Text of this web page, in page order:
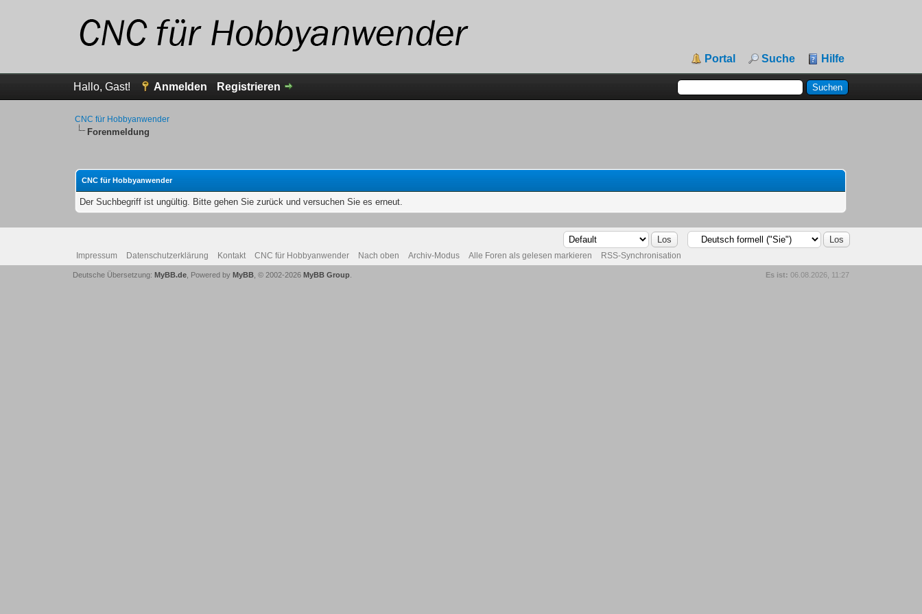
Portal Suche Hilfe
Hallo, Gast! Anmelden Registrieren
CNC für Hobbyanwender
Forenmeldung
CNC für Hobbyanwender
Der Suchbegriff ist ungültig. Bitte gehen Sie zurück und versuchen Sie es erneut.
Impressum Datenschutzerklärung Kontakt CNC für Hobbyanwender Nach oben Archiv-Modus Alle Foren als gelesen markieren RSS-Synchronisation
Es ist: 06.08.2026, 11:27
Deutsche Übersetzung: MyBB.de, Powered by MyBB, © 2002-2026 MyBB Group.